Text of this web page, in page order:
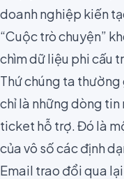
doanh nghiệp kiến
“Cuộc trò chuyện”
chìm dữ liệu phi cấu
Thứ chúng ta thường
chỉ là những dòng
ticket hỗ trợ. Đó là
của vô số các định
Email trao đổi qua